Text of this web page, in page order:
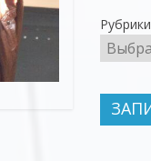
Рубрики